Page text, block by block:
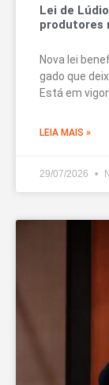
Lei de
produtores
Nova lei
gado que
Está em
LEIA MAIS »
29/07/2026